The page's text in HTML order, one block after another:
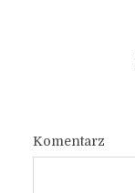
Komentarz